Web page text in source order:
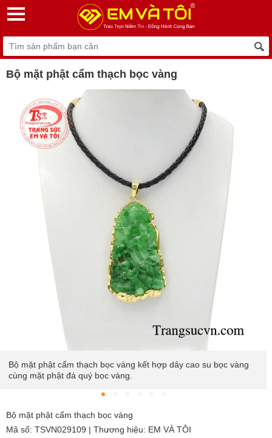
Bộ mặt phật cẩm thạch bọc vàng
Bộ mặt phật cẩm thạch bọc vàng kết hợp dây cao su bọc vàng
cùng mặt phật đá quý bọc vàng.
Bộ mặt phật cẩm thạch bọc vàng
Mã số: TSVN029109 | Thương hiệu: EM VÀ TÔI